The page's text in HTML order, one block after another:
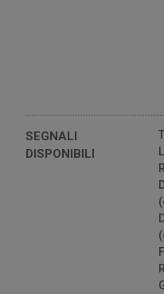
La
21
SEGNALI
DISPONIBILI